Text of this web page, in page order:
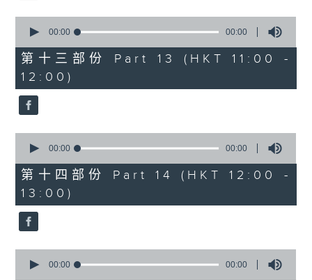
seconds
0
seconds
00:00 00:00
第十三部份 Part 13 (HKT 11:00 -
12:00)
seconds
0
seconds
00:00 00:00
第十四部份 Part 14 (HKT 12:00 -
13:00)
seconds
00:00 00:00